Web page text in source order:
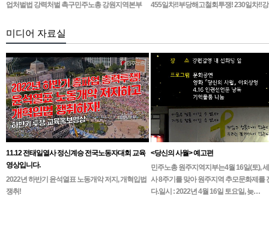
업처벌법 강력처벌 촉구민주노총 강원지역본부
1인시위 진…
455일차!!부당해고철회투쟁! 230일차!!
미디어 자료실
11.12 전태일열사 정신계승 전국노동자대회 교육
영상입니다.
2022년 하반기 윤석열표 노동개악 저지, 개혁입법
쟁취!
<당신의 사월> 예고편
민주노총 원주지역지부는4월 16일(토),
사 8주기를 맞아 원주지역 추모문화제를
다.일시 : 2022년 4월 16일 토요일, 늦…